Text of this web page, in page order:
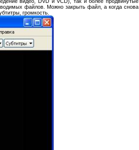
файлов. Можно закрыть файл, а когда снова
громкость.